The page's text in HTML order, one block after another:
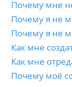
Почему мне
Почему я не
Почему я не
Как мне
Как мне
Почему моё